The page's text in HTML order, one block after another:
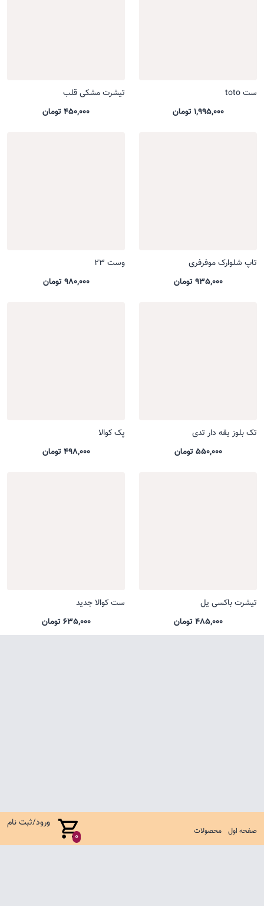
صفحه اول محصولات 0
ورود/ثبت نام
ست toto
1,995,000 تومان
تیشرت مشکی قلب
450,000 تومان
تاپ شلوارک موفرفری
935,000 تومان
وست 23
980,000 تومان
تک بلوز یقه دار تدی
550,000 تومان
پک کوالا
498,000 تومان
تیشرت باکسی یل
485,000 تومان
ست کوالا جدید
635,000 تومان